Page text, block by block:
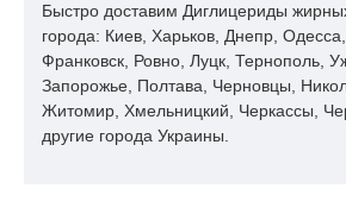
Быстро доставим Диглицериды
города: Киев, Харьков, Днепр,
Франковск, Ровно, Луцк, Тернополь,
Запорожье, Полтава, Черновцы,
Житомир, Хмельницкий, Черкассы,
другие города Украины.